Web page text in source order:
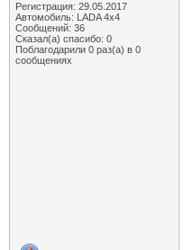
Регистрация: 29.05.2017
Автомобиль: LADA 4x4
Сообщений: 36
Сказал(а) спасибо: 0
Поблагодарили 0 раз(а) в 0
сообщениях